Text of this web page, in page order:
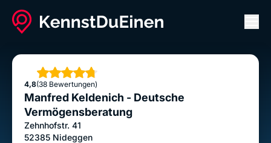
Manfred Keldenich - Deutsche
Vermögensberatung
Bewertung abgeben
4,8
Sterne
(38 Bewertungen)
Manfred Keldenich - Deutsche
Vermögensberatung
Zehnhofstr. 41
52385 Nideggen